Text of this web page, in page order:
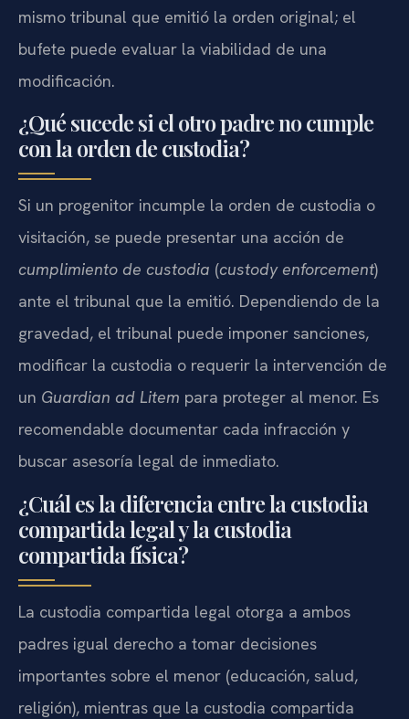
mismo tribunal que emitió la orden original; el
bufete puede evaluar la viabilidad de una
modificación.
¿Qué sucede si el otro padre no cumple
con la orden de custodia?
Si un progenitor incumple la orden de custodia o
visitación, se puede presentar una acción de
cumplimiento de custodia (custody enforcement)
ante el tribunal que la emitió. Dependiendo de la
gravedad, el tribunal puede imponer sanciones,
modificar la custodia o requerir la intervención de
un Guardian ad Litem para proteger al menor. Es
recomendable documentar cada infracción y
buscar asesoría legal de inmediato.
¿Cuál es la diferencia entre la custodia
compartida legal y la custodia
compartida física?
La custodia compartida legal otorga a ambos
padres igual derecho a tomar decisiones
importantes sobre el menor (educación, salud,
religión), mientras que la custodia compartida